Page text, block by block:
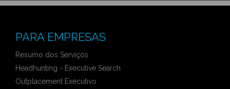
PARA EMPRESAS
Resumo dos Serviços
Headhunting - Executive Search
Outplacement Executivo